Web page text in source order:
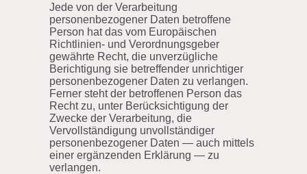
Jede von der Verarbeitung
personenbezogener Daten betroffene
Person hat das vom Europäischen
Richtlinien- und Verordnungsgeber
gewährte Recht, die unverzügliche
Berichtigung sie betreffender unrichtiger
personenbezogener Daten zu verlangen.
Ferner steht der betroffenen Person das
Recht zu, unter Berücksichtigung der
Zwecke der Verarbeitung, die
Vervollständigung unvollständiger
personenbezogener Daten — auch mittels
einer ergänzenden Erklärung — zu
verlangen.